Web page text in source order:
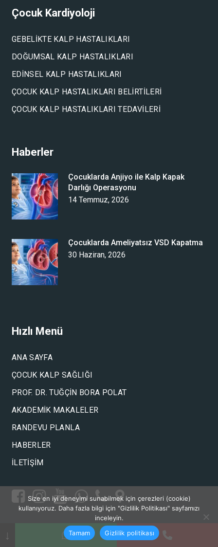
Çocuk Kardiyoloji
GEBELIKTE KALP HASTALIKLARI
DOĞUMSAL KALP HASTALIKLARI
EDINSEL KALP HASTALIKLARI
ÇOCUK KALP HASTALIKLARI BELIRTILERI
ÇOCUK KALP HASTALIKLARI TEDAVILERI
Haberler
Çocuklarda Anjiyo ile Kalp Kapak
Darlığı Operasyonu
14 Temmuz, 2026
Çocuklarda Ameliyatsız VSD Kapatma
30 Haziran, 2026
Hızlı Menü
ANA SAYFA
ÇOCUK KALP SAĞLIĞI
PROF. DR. TUĞÇIN BORA POLAT
AKADEMIK MAKALELER
RANDEVU PLANLA
HABERLER
İLETIŞIM
↓
Size en iyi deneyimi sunabilmek için çerezleri (cookie)
kullanıyoruz. Daha fazla bilgi için "Gizlilik Politikası" sayfamızı
inceleyin.
Tamam
Gizlilik politikası